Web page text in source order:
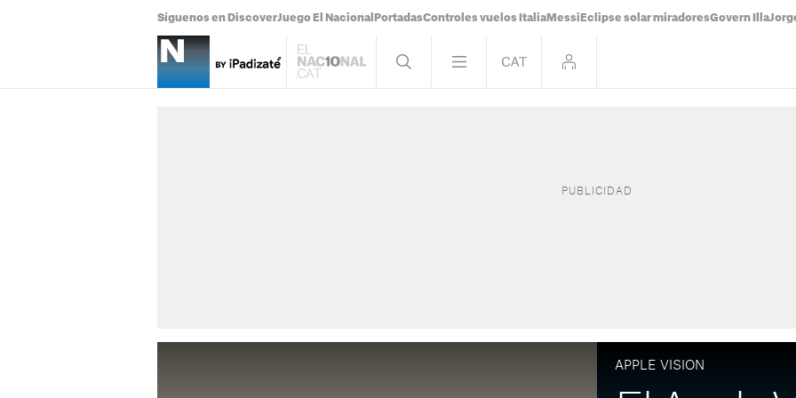
Síguenos en DiscoverJuego El Nacional PortadasControles vuelos Italia Messi Eclipse solar miradoresGovern Illa
APPLE VISION